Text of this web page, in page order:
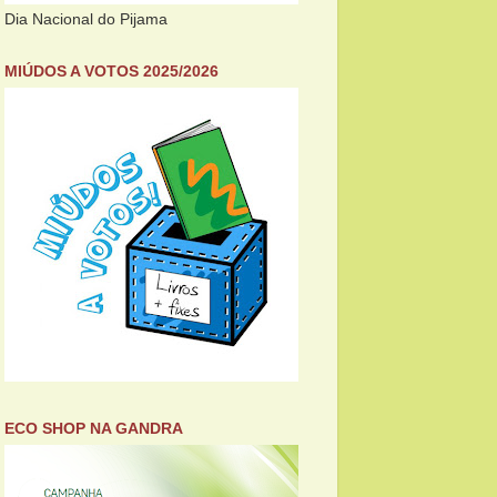
Dia Nacional do Pijama
MIÚDOS A VOTOS 2025/2026
ECO SHOP NA GANDRA